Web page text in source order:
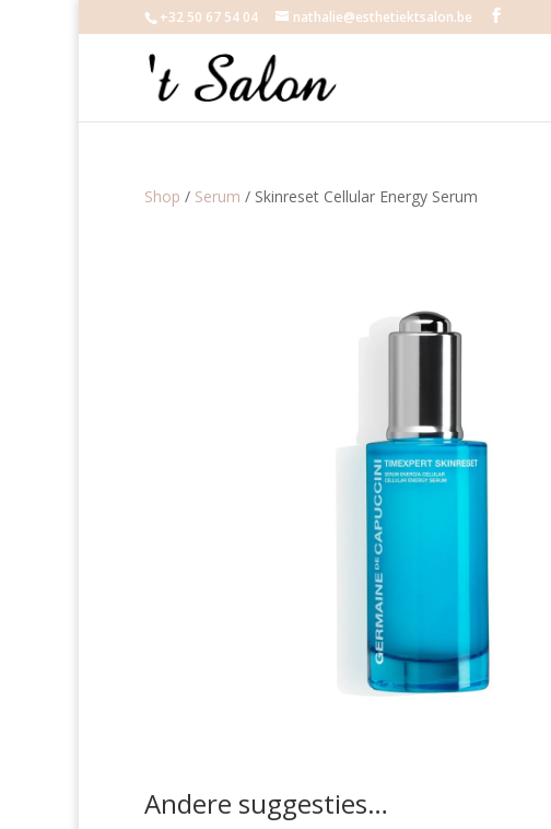
+32 50 67 54 04 nathalie@esthetiektsalon.be
Shop / Serum / Skinreset Cellular Energy Serum
Andere suggesties…